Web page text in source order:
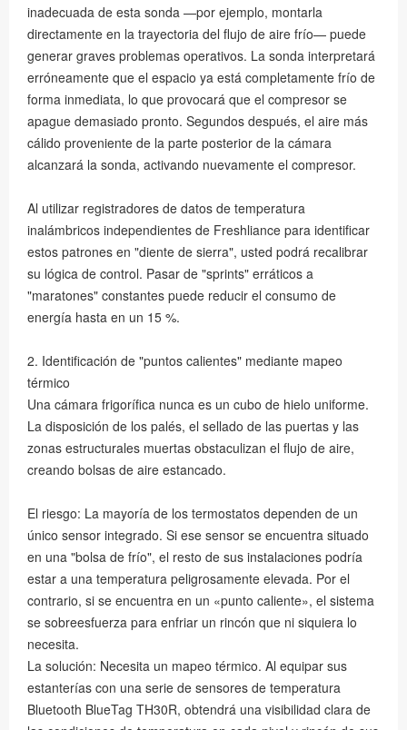
inadecuada de esta sonda —por ejemplo, montarla
directamente en la trayectoria del flujo de aire frío— puede
generar graves problemas operativos. La sonda interpretará
erróneamente que el espacio ya está completamente frío de
forma inmediata, lo que provocará que el compresor se
apague demasiado pronto. Segundos después, el aire más
cálido proveniente de la parte posterior de la cámara
alcanzará la sonda, activando nuevamente el compresor.
Al utilizar registradores de datos de temperatura
inalámbricos independientes de Freshliance para identificar
estos patrones en "diente de sierra", usted podrá recalibrar
su lógica de control. Pasar de "sprints" erráticos a
"maratones" constantes puede reducir el consumo de
energía hasta en un 15 %.
2. Identificación de "puntos calientes" mediante mapeo
térmico
Una cámara frigorífica nunca es un cubo de hielo uniforme.
La disposición de los palés, el sellado de las puertas y las
zonas estructurales muertas obstaculizan el flujo de aire,
creando bolsas de aire estancado.
El riesgo: La mayoría de los termostatos dependen de un
único sensor integrado. Si ese sensor se encuentra situado
en una "bolsa de frío", el resto de sus instalaciones podría
estar a una temperatura peligrosamente elevada. Por el
contrario, si se encuentra en un «punto caliente», el sistema
se sobreesfuerza para enfriar un rincón que ni siquiera lo
necesita.
La solución: Necesita un mapeo térmico. Al equipar sus
estanterías con una serie de sensores de temperatura
Bluetooth BlueTag TH30R, obtendrá una visibilidad clara de